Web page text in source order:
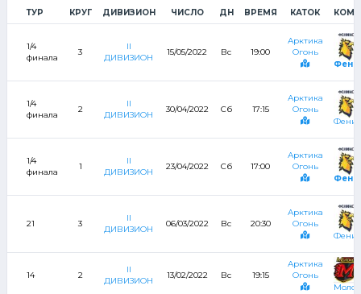
ТУР КРУГ ДИВИЗИОН ЧИСЛО ДН ВРЕМЯ КАТОК
1/4
финала
3
II
ДИВИЗИОН
15/05/2022 Вс 19:00
Арктика
Огонь
1/4
финала
2
II
ДИВИЗИОН
30/04/2022 Сб 17:15
Арктика
Огонь
1/4
финала
1
II
ДИВИЗИОН
23/04/2022 Сб 17:00
Арктика
Огонь
21 3
II
ДИВИЗИОН
06/03/2022 Вс 20:30
Арктика
Огонь
14 2
II
ДИВИЗИОН
13/02/2022 Вс 19:15
Арктика
Огонь